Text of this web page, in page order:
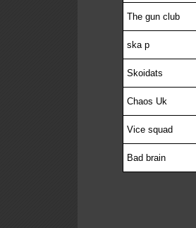
The gun club
ska p
Skoidats
Chaos Uk
Vice squad
Bad brain